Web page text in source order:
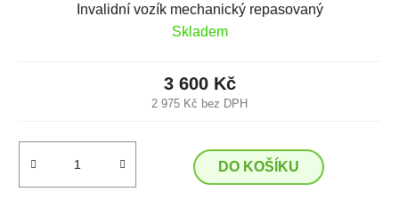
Invalidní vozík mechanický repasovaný
Skladem
2 975 Kč bez DPH
3 600 Kč
DO KOŠÍKU